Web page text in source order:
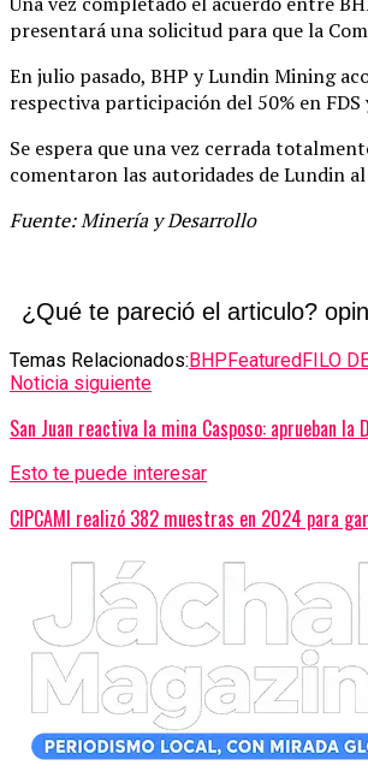
presentará una solicitud para que la
En julio pasado, BHP y Lundin Mining
respectiva participación del 50% en
Se espera que una vez cerrada
comentaron las autoridades de Lundin
Fuente: Minería y Desarrollo
¿Qué te pareció el articulo?
Temas Relacionados:BHPFeaturedFILO
Noticia siguiente
San Juan reactiva la mina Casposo: aprueban
Esto te puede interesar
CIPCAMI realizó 382 muestras en 2024 para